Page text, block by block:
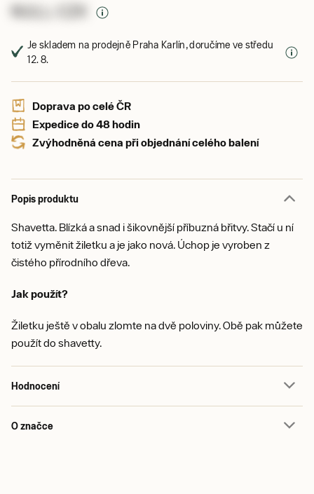
NULL CZK
Je skladem na prodejně Praha Karlín, doručíme ve středu
12. 8.
Doprava po celé ČR
Expedice do 48 hodin
Zvýhodněná cena při objednání celého balení
Popis produktu
Shavetta. Blízká a snad i šikovnější příbuzná břitvy. Stačí u ní
totiž vyměnit žiletku a je jako nová. Úchop je vyroben z
čistého přírodního dřeva.
Jak použít?
Žiletku ještě v obalu zlomte na dvě poloviny. Obě pak můžete
použít do shavetty.
Hodnocení
O značce